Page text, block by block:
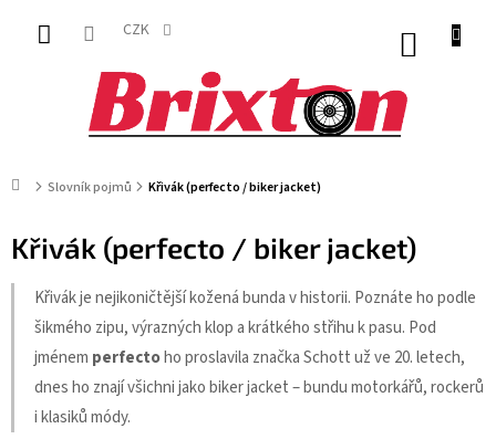
obsah
CZK
Domů
Slovník pojmů Křivák (perfecto / biker jacket)
Křivák (perfecto / biker jacket)
Křivák je nejikoničtější kožená bunda v historii. Poznáte ho podle
šikmého zipu, výrazných klop a krátkého střihu k pasu. Pod
jménem perfectoho proslavila značka Schott už ve 20. letech,
dnes ho znají všichni jako biker jacket – bundu motorkářů, rockerů
i klasiků módy.